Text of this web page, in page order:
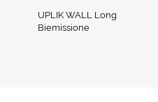
UPLIK WALL Long
Biemissione